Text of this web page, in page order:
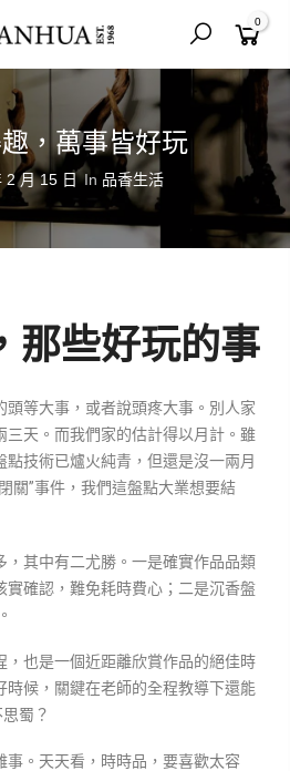
0
，萬事皆好玩
2 月 15 日 In 品香生活
那些好玩的事
頭等大事，或者說頭疼大事。別人家
三天。而我們家的估計得以月計。雖
技術已爐火純青，但還是沒一兩月
關”事件，我們這盤點大業想要結
，其中有二尤勝。一是確實作品品類
實確認，難免耗時費心；二是沉香盤
，也是一個近距離欣賞作品的絕佳時
時候，關鍵在老師的全程教導下還能
蜀？
事。天天看，時時品，要喜歡太容